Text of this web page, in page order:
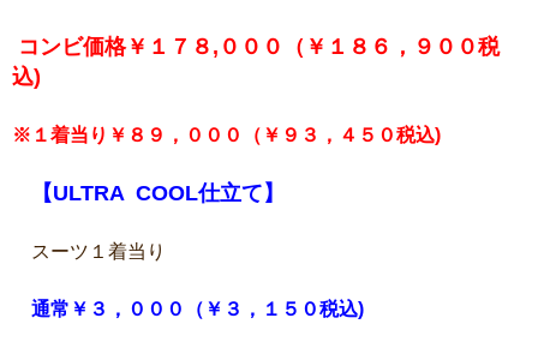
コンビ価格￥１７８,０００（￥１８６，９００税
込)
※１着当り￥８９，０００（￥９３，４５０税込)
【ULTRA COOL仕立て】
スーツ１着当り
通常￥３，０００（￥３，１５０税込)